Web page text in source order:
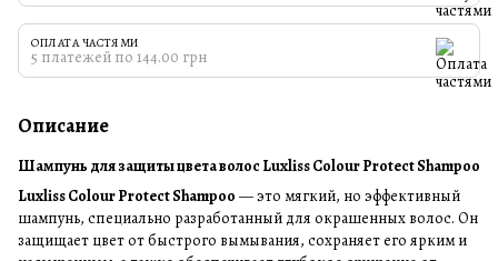
ОПЛАТА ЧАСТЯМИ
5 платежей по 144.00 грн
Описание
Шампунь для защиты цвета волос Luxliss Colour Protect Shampoo
Luxliss Colour Protect Shampoo — это мягкий, но эффективный
шампунь, специально разработанный для окрашенных волос. Он
защищает цвет от быстрого вымывания, сохраняет его ярким и